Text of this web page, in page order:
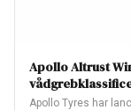
Apollo Altrust
Apollo Tyres har